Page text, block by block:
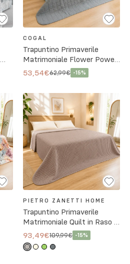
COGAL
Trapuntino Primaverile
Matrimoniale Flower Power
2649 in Microfibra
53,54€62,99€ -15%
PIETRO ZANETTI HOME
Trapuntino Primaverile
Matrimoniale Quilt in Raso di
Cotone - 4 Colori
93,49€109,99€ -15%